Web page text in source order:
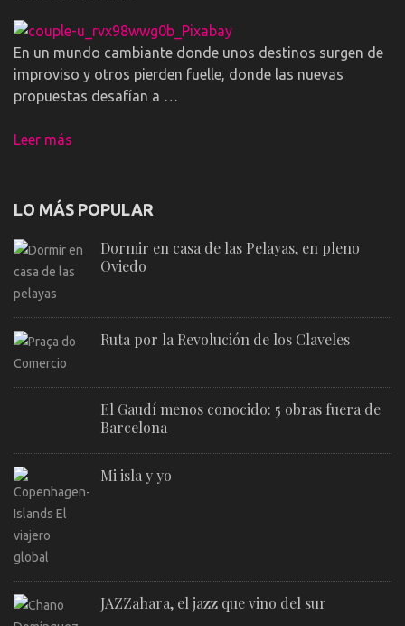
En un mundo cambiante donde unos destinos surgen de
improviso y otros pierden fuelle, donde las nuevas
propuestas desafían a …
Leer más
LO MÁS POPULAR
Dormir en casa de las Pelayas, en pleno
Oviedo
Ruta por la Revolución de los Claveles
El Gaudí menos conocido: 5 obras fuera de
Barcelona
Mi isla y yo
JAZZahara, el jazz que vino del sur